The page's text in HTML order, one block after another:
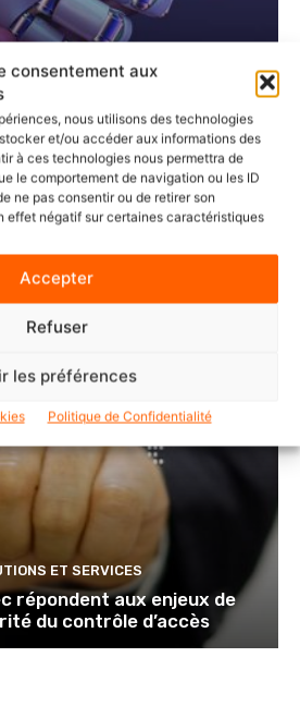
consentement aux
nous utilisons des technologies
et/ou accéder aux informations des
à ces technologies nous permettra de
le comportement de navigation ou les ID
ne pas consentir ou de retirer son
effet négatif sur certaines caractéristiques
Accepter
Refuser
les préférences
Politique de Confidentialité
ET SERVICES
accélère la digitalisation du
avec l’IA
ET SERVICES
répondent aux enjeux de
du contrôle d’accès